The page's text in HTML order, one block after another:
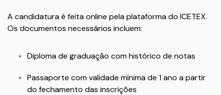
A candidatura é feita online pela plataforma do ICETEX.
Os documentos necessários incluem:
Diploma de graduação com histórico de notas
Passaporte com validade mínima de 1 ano a partir
do fechamento das inscrições